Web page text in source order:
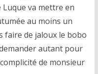
va mettre en
au moins un
faire de jaloux le bobo
autant pour
de monsieur